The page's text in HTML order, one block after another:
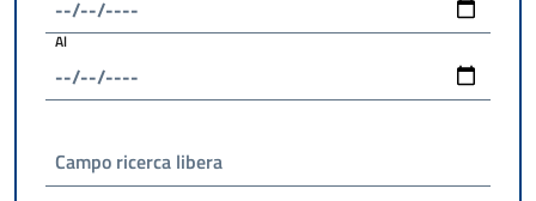
Al
Campo ricerca libera